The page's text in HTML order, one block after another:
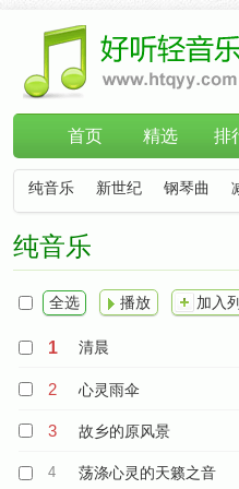
首页 精选 排
纯音乐 新世纪 钢琴曲
纯音乐
全选 播放 加入
1 清晨
2 心灵雨伞
3 故乡的原风景
4 荡涤心灵的天籁之音